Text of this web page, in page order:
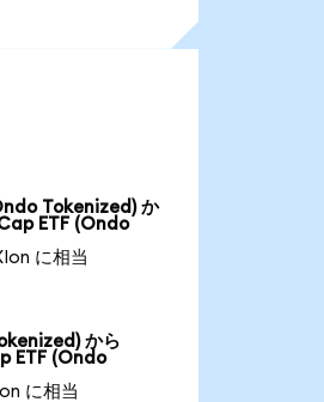
Tokenized) か
ETF (Ondo
に相当
から
ETF (Ondo
に相当